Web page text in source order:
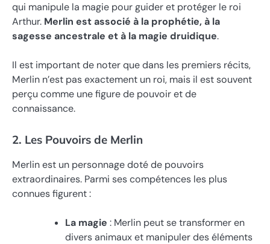
qui manipule la magie pour guider et protéger le roi
Arthur. Merlin est associé à la prophétie, à la
sagesse ancestrale et à la magie druidique.
Il est important de noter que dans les premiers récits,
Merlin n’est pas exactement un roi, mais il est souvent
perçu comme une figure de pouvoir et de
connaissance.
2. Les Pouvoirs de Merlin
Merlin est un personnage doté de pouvoirs
extraordinaires. Parmi ses compétences les plus
connues figurent :
La magie : Merlin peut se transformer en
divers animaux et manipuler des éléments